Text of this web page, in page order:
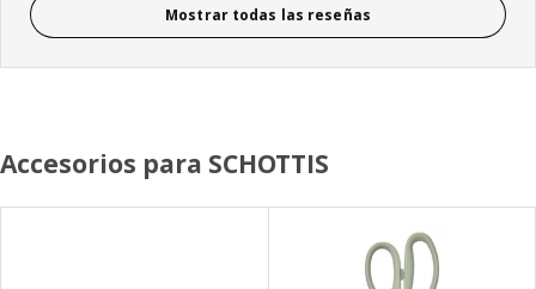
Mostrar todas las reseñas
Accesorios para SCHOTTIS